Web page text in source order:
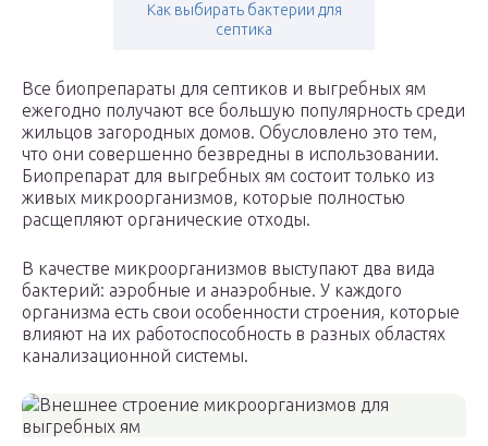
Как выбирать бактерии для
септика
Все биопрепараты для септиков и выгребных ям
ежегодно получают все большую популярность среди
жильцов загородных домов. Обусловлено это тем,
что они совершенно безвредны в использовании.
Биопрепарат для выгребных ям состоит только из
живых микроорганизмов, которые полностью
расщепляют органические отходы.
В качестве микроорганизмов выступают два вида
бактерий: аэробные и анаэробные. У каждого
организма есть свои особенности строения, которые
влияют на их работоспособность в разных областях
канализационной системы.